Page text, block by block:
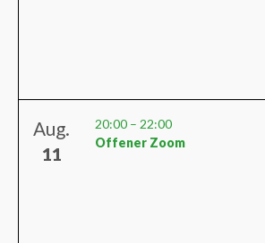
Aug.
11
20:00 – 22:00
Offener Zoom